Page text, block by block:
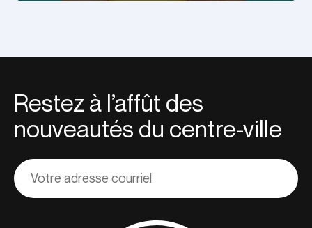
Restez à l’affût des
nouveautés du centre-ville
Adresse
courriel